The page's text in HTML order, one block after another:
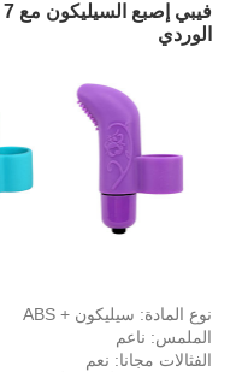
الوردي
نوع المادة: سيليكون + ABS
الملمس: ناعم
الفثالات مجانا: نعم